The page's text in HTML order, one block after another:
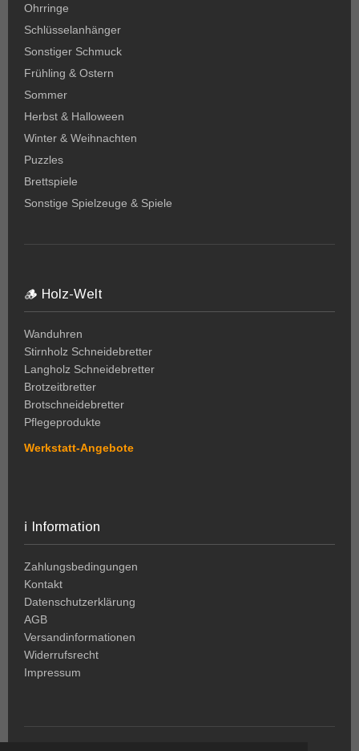
Ohrringe
Schlüsselanhänger
Sonstiger Schmuck
Frühling & Ostern
Sommer
Herbst & Halloween
Winter & Weihnachten
Puzzles
Brettspiele
Sonstige Spielzeuge & Spiele
🪵 Holz-Welt
Wanduhren
Stirnholz Schneidebretter
Langholz Schneidebretter
Brotzeitbretter
Brotschneidebretter
Pflegeprodukte
Werkstatt-Angebote
ℹ️ Information
Zahlungsbedingungen
Kontakt
Datenschutzerklärung
AGB
Versandinformationen
Widerrufsrecht
Impressum